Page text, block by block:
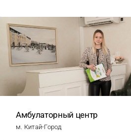
Амбулаторный центр
м. Китай-Город